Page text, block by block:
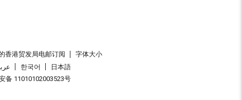
香港贸发局电邮订阅
字体大小
한국어
日本語
备 11010102003523号